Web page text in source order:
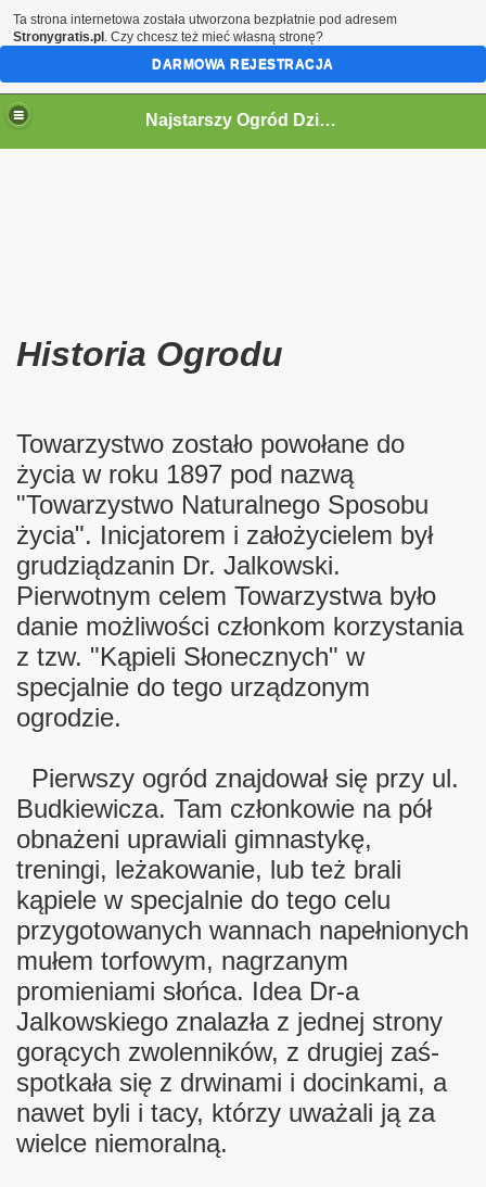
Najstarszy Ogród Działkowy w Polsce
Historia Ogrodu
Towarzystwo zostało powołane do
życia w roku 1897 pod nazwą
"Towarzystwo Naturalnego Sposobu
życia". Inicjatorem i założycielem był
grudziądzanin Dr. Jalkowski.
Pierwotnym celem Towarzystwa było
danie możliwości członkom korzystania
z tzw. "Kąpieli Słonecznych" w
specjalnie do tego urządzonym
ogrodzie.
Pierwszy ogród znajdował się przy ul.
Budkiewicza. Tam członkowie na pół
obnażeni uprawiali gimnastykę,
treningi, leżakowanie, lub też brali
kąpiele w specjalnie do tego celu
przygotowanych wannach napełnionych
mułem torfowym, nagrzanym
promieniami słońca. Idea Dr-a
Jalkowskiego znalazła z jednej strony
gorących zwolenników, z drugiej zaś-
spotkała się z drwinami i docinkami, a
nawet byli i tacy, którzy uważali ją za
wielce niemoralną.
Ta strona internetowa została utworzona bezpłatnie pod adresem
Stronygratis.pl . Czy chcesz też mieć własną stronę?
DARMOWA REJESTRACJA